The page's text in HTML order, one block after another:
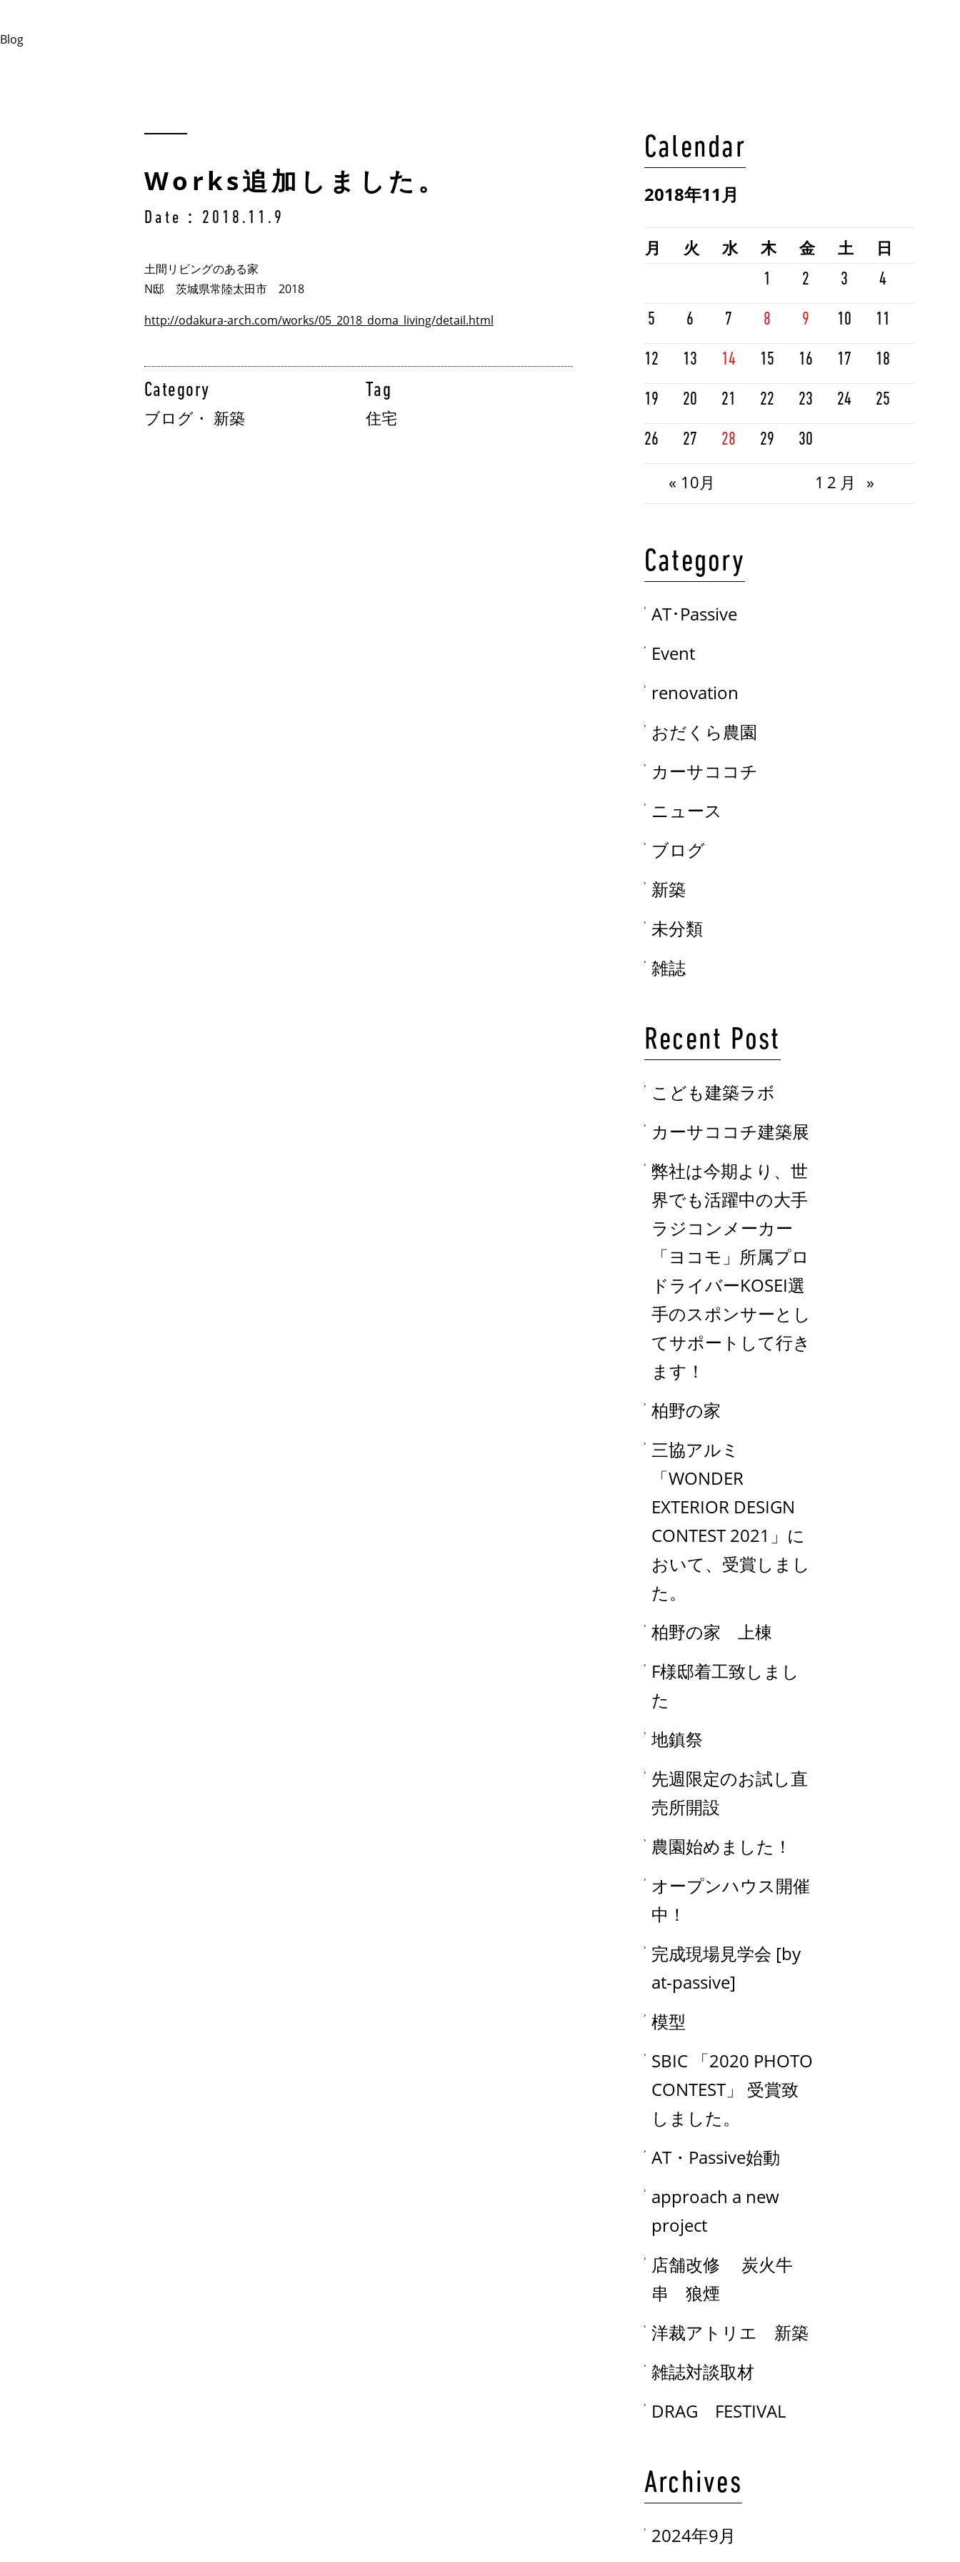
Blog
Works追加しました。
Date：2018.11.9
土間リビングのある家
N邸 茨城県常陸太田市 2018
http://odakura-arch.com/works/05_2018_doma_living/detail.html
Category
ブログ ・ 新築
Tag
住宅
Calendar
2018年11月
月 火 水 木 金 土 日
« 10月 12月 »
1 2 3 4
5 6 7 8 9 10 11
12 13 14 15 16 17 18
19 20 21 22 23 24 25
26 27 28 29 30
Category
AT･Passive
Event
renovation
おだくら農園
カーサココチ
ニュース
ブログ
新築
未分類
雑誌
Recent Post
こども建築ラボ
カーサココチ建築展
弊社は今期より、世
界でも活躍中の大手
ラジコンメーカー
「ヨコモ」所属プロ
ドライバーKOSEI選
手のスポンサーとし
てサポートして行き
ます！
柏野の家
三協アルミ
「WONDER
EXTERIOR DESIGN
CONTEST 2021」に
おいて、受賞しまし
た。
柏野の家 上棟
F様邸着工致しまし
た
地鎮祭
先週限定のお試し直
売所開設
農園始めました！
オープンハウス開催
中！
完成現場見学会 [by
at-passive]
模型
SBIC 「2020 PHOTO
CONTEST」 受賞致
しました。
AT・Passive始動
approach a new
project
店舗改修 炭火牛
串 狼煙
洋裁アトリエ 新築
雑誌対談取材
DRAG FESTIVAL
Archives
2024年9月